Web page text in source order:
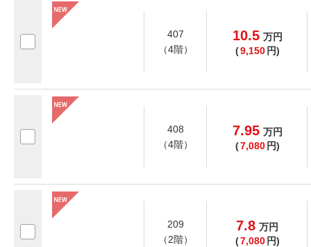
407
（4階）
10.5 万円
(9,150 円)
408
（4階）
7.95 万円
(7,080 円)
209
（2階）
7.8 万円
(7,080 円)